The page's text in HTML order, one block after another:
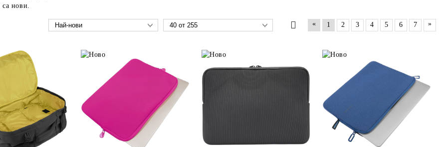
нови.
« 1 2 3 4 5 6 7 »